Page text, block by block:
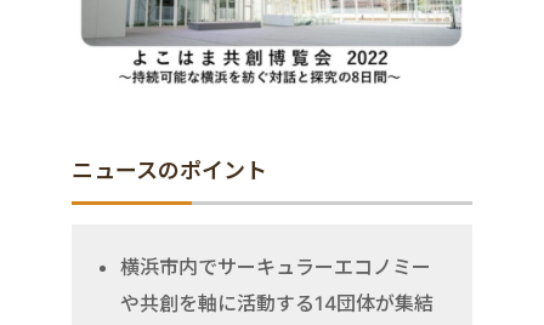
ニュースのポイント
横浜市内でサーキュラーエコノミー
や共創を軸に活動する14団体が集結